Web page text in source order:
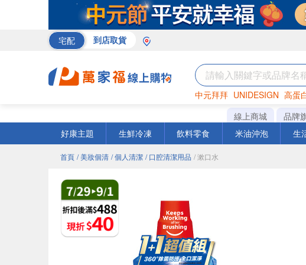
宅配 到店取貨
中元拜拜 UNIDESIGN 高蛋
巧克力 衛生紙 咖啡
線上商城 品牌
好康主題
生鮮冷凍 飲料零食 米油沖泡 生
首頁 / 美妝個清 / 個人清潔 / 口腔清潔用品 / 漱口水